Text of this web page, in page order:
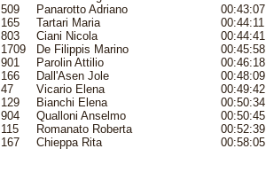
509 Panarotto Adriano 00:43:07
165 Tartari Maria 00:44:11
803 Ciani Nicola 00:44:41
1709 De Filippis Marino 00:45:58
901 Parolin Attilio 00:46:18
166 Dall'Asen Jole 00:48:09
47 Vicario Elena 00:49:42
129 Bianchi Elena 00:50:34
904 Qualloni Anselmo 00:50:45
115 Romanato Roberta 00:52:39
167 Chieppa Rita 00:58:05